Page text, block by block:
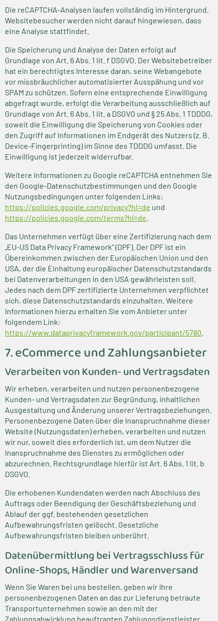
Die reCAPTCHA-Analysen laufen vollständig im Hintergrund.
Websitebesucher werden nicht darauf hingewiesen, dass
eine Analyse stattfindet.
Die Speicherung und Analyse der Daten erfolgt auf
Grundlage von Art. 6 Abs. 1 lit. f DSGVO. Der Websitebetreiber
hat ein berechtigtes Interesse daran, seine Webangebote
vor missbräuchlicher automatisierter Ausspähung und vor
SPAM zu schützen. Sofern eine entsprechende Einwilligung
abgefragt wurde, erfolgt die Verarbeitung ausschließlich auf
Grundlage von Art. 6 Abs. 1 lit. a DSGVO und § 25 Abs. 1 TDDDG,
soweit die Einwilligung die Speicherung von Cookies oder
den Zugriff auf Informationen im Endgerät des Nutzers (z. B.
Device-Fingerprinting) im Sinne des TDDDG umfasst. Die
Einwilligung ist jederzeit widerrufbar.
Weitere Informationen zu Google reCAPTCHA entnehmen Sie
den Google-Datenschutzbestimmungen und den Google
Nutzungsbedingungen unter folgenden Links:
https://policies.google.com/privacy?hl=de und
https://policies.google.com/terms?hl=de
Das Unternehmen verfügt über eine Zertifizierung nach dem
„EU-US Data Privacy Framework“ (DPF). Der DPF ist ein
Übereinkommen zwischen der Europäischen Union und den
USA, der die Einhaltung europäischer Datenschutzstandards
bei Datenverarbeitungen in den USA gewährleisten soll.
Jedes nach dem DPF zertifizierte Unternehmen verpflichtet
sich, diese Datenschutzstandards einzuhalten. Weitere
Informationen hierzu erhalten Sie vom Anbieter unter
folgendem Link:
https://www.dataprivacyframework.gov/participant/5780
7. eCommerce und Zahlungs­anbieter
Verarbeiten von Kunden- und Vertragsdaten
Wir erheben, verarbeiten und nutzen personenbezogene
Kunden- und Vertragsdaten zur Begründung, inhaltlichen
Ausgestaltung und Änderung unserer Vertragsbeziehungen.
Personenbezogene Daten über die Inanspruchnahme dieser
Website (Nutzungsdaten) erheben, verarbeiten und nutzen
wir nur, soweit dies erforderlich ist, um dem Nutzer die
Inanspruchnahme des Dienstes zu ermöglichen oder
abzurechnen. Rechtsgrundlage hierfür ist Art. 6 Abs. 1 lit. b
DSGVO.
Die erhobenen Kundendaten werden nach Abschluss des
Auftrags oder Beendigung der Geschäftsbeziehung und
Ablauf der ggf. bestehenden gesetzlichen
Aufbewahrungsfristen gelöscht. Gesetzliche
Aufbewahrungsfristen bleiben unberührt.
Daten­übermittlung bei Vertragsschluss für
Online-Shops, Händler und Warenversand
Wenn Sie Waren bei uns bestellen, geben wir Ihre
personenbezogenen Daten an das zur Lieferung betraute
Transportunternehmen sowie an den mit der
Zahlungsabwicklung beauftragten Zahlungsdienstleister